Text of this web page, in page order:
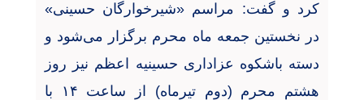
کرد و گفت: مراسم «شیرخوارگان حسینی»
در نخستین جمعه ماه محرم برگزار می‌شود و
دسته‌ باشکوه عزاداری حسینیه اعظم نیز روز
هشتم محرم (دوم تیرماه) از ساعت ۱۴ با